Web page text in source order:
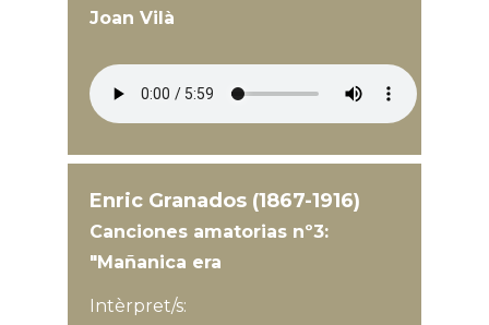
Joan Vilà
Enric Granados (1867-1916)
Canciones amatorias nº3:
"Mañanica era
Intèrpret/s: